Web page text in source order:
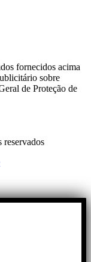
fornecidos acima
sobre
de Proteção de